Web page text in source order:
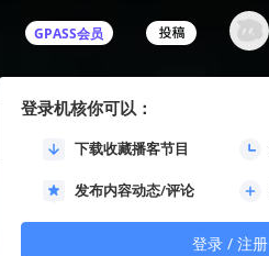
GPASS会员
登录机核你可以：
下载收藏播客节目
发布内容动态/评论
登录 / 注册